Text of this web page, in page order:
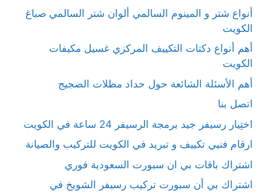
أنواع شتر و المينوم السالمي ألوان شتر السالمي صباغ
الكويت
أهم أنواع دكتات التكييف المركزي غسيل مكيفات
الكويت
أهم الأسئلة الشائعة حول حداد مظلات الضجيج
اتصل بنا
اختِيار رسيفر جيد برمجة الرسيفر 24 ساعة في الكويت
ارقام فنيي تكييف و تبريد في الكويت للتركيب والصيانة
اشتراك باقات بي ان سبورت السعودية فوري
اشتراك بي أن سبورت تركيب رسيفر الشويخ في